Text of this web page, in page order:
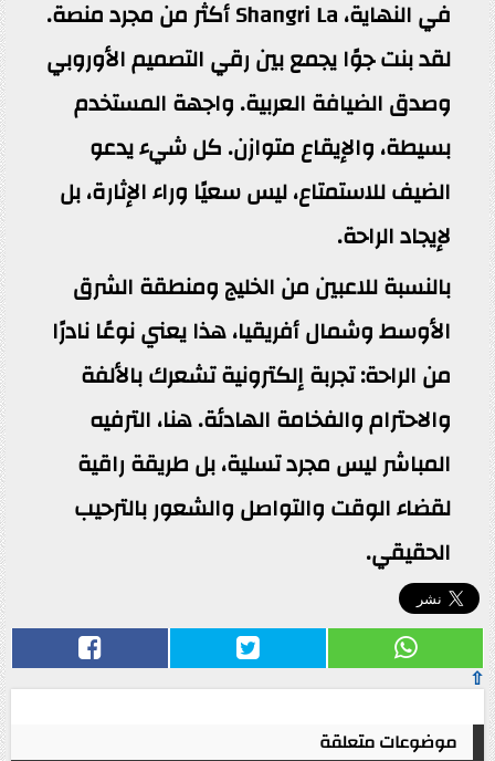
في النهاية، Shangri La أكثر من مجرد منصة.
لقد بنت جوًا يجمع بين رقي التصميم الأوروبي
وصدق الضيافة العربية. واجهة المستخدم
بسيطة، والإيقاع متوازن. كل شيء يدعو
الضيف للاستمتاع، ليس سعيًا وراء الإثارة، بل
لإيجاد الراحة.
بالنسبة للاعبين من الخليج ومنطقة الشرق
الأوسط وشمال أفريقيا، هذا يعني نوعًا نادرًا
من الراحة: تجربة إلكترونية تشعرك بالألفة
والاحترام والفخامة الهادئة. هنا، الترفيه
المباشر ليس مجرد تسلية، بل طريقة راقية
لقضاء الوقت والتواصل والشعور بالترحيب
الحقيقي.
⇧
موضوعات متعلقة